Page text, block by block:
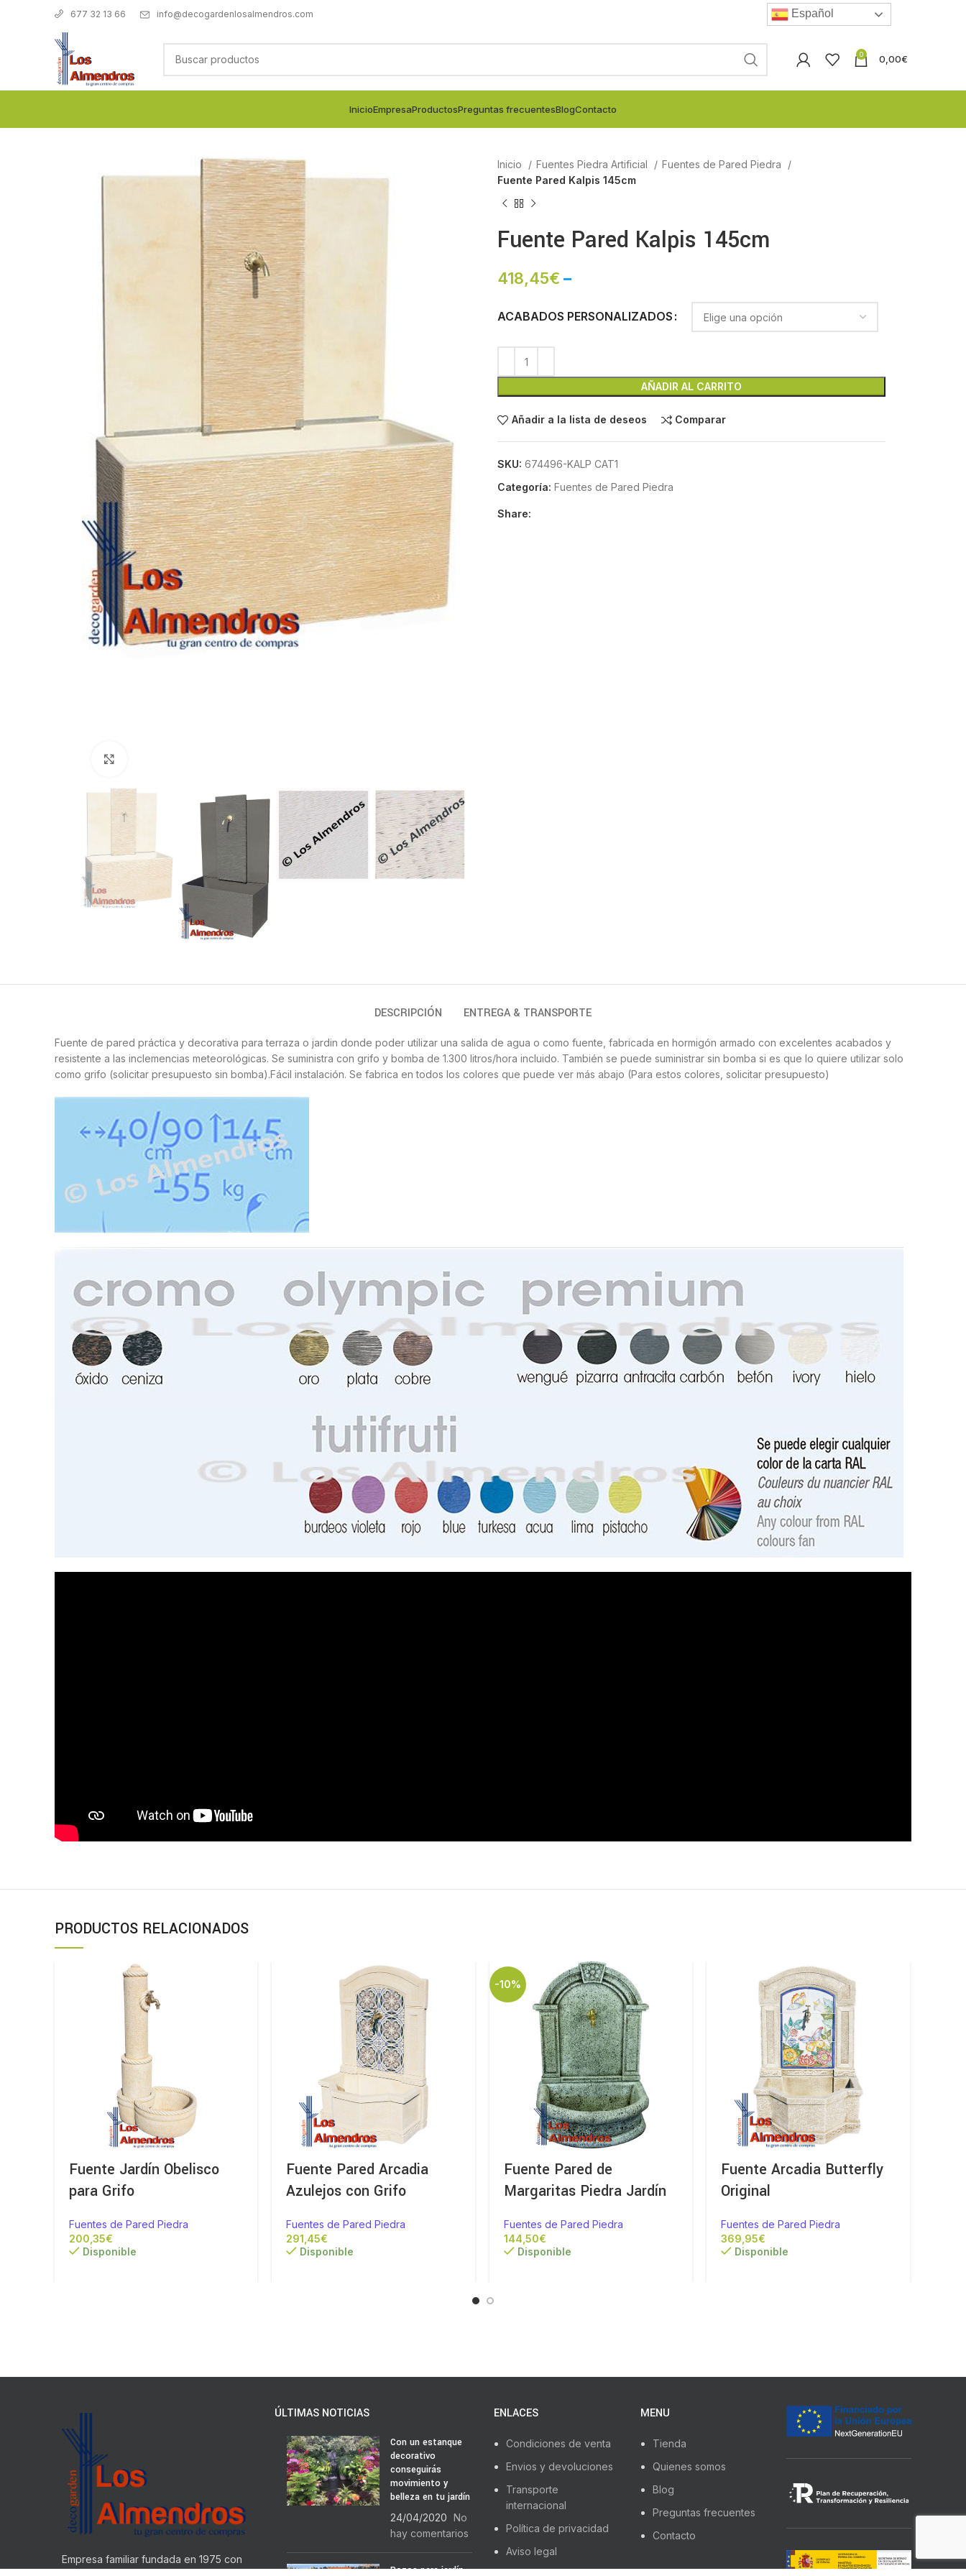
677 32 13 66 info@decogardenlosalmendros.com Español
0 0,00€
InicioEmpresaProductosPreguntas frecuentesBlogContacto
Inicio Fuentes Piedra Artificial
Fuentes de Pared Piedra
Fuente Pared Kalpis 145cm
Fuente Pared Kalpis 145cm
418,45€ –
ACABADOS PERSONALIZADOS
AÑADIR AL CARRITO
Añadir a la lista de deseos Comparar
SKU: 674496-KALP CAT1
Categoría: Fuentes de Pared Piedra
Share:
DESCRIPCIÓN ENTREGA & TRANSPORTE
Fuente de pared práctica y decorativa para terraza o jardin donde poder utilizar una salida de agua o como fuente, fabricada en hormigón armado con excelentes acabados y
resistente a las inclemencias meteorológicas. Se suministra con grifo y bomba de 1.300 litros/hora incluido. También se puede suministrar sin bomba si es que lo quiere utilizar solo
como grifo (solicitar presupuesto sin bomba).Fácil instalación. Se fabrica en todos los colores que puede ver más abajo (Para estos colores, solicitar presupuesto)
PRODUCTOS RELACIONADOS
Fuente Jardín Obelisco
para Grifo
Fuentes de Pared Piedra
€
Disponible
Fuente Pared Arcadia
Azulejos con Grifo
Fuentes de Pared Piedra
€
Disponible
-10%
Fuente Pared de
Margaritas Piedra Jardín
Fuentes de Pared Piedra
€
Disponible
Fuente Arcadia Butterfly
Original
Fuentes de Pared Piedra
€
Disponible
Empresa familiar fundada en 1975 con
ÚLTIMAS NOTICIAS
Con un estanque
decorativo
conseguirás
movimiento y
belleza en tu jardín
24/04/2020 No
hay comentarios
Pozos para jardín,
ENLACES
Condiciones de venta
Envios y devoluciones
Transporte
internacional
Política de privacidad
Aviso legal
MENU
Tienda
Quienes somos
Blog
Preguntas frecuentes
Contacto